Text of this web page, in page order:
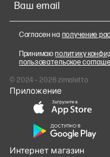
Ваш email
Согласен на получение
Принимаюполитику
пользовательское
© 2024 – 2026 zimaletto
Приложение
Интернет магазин